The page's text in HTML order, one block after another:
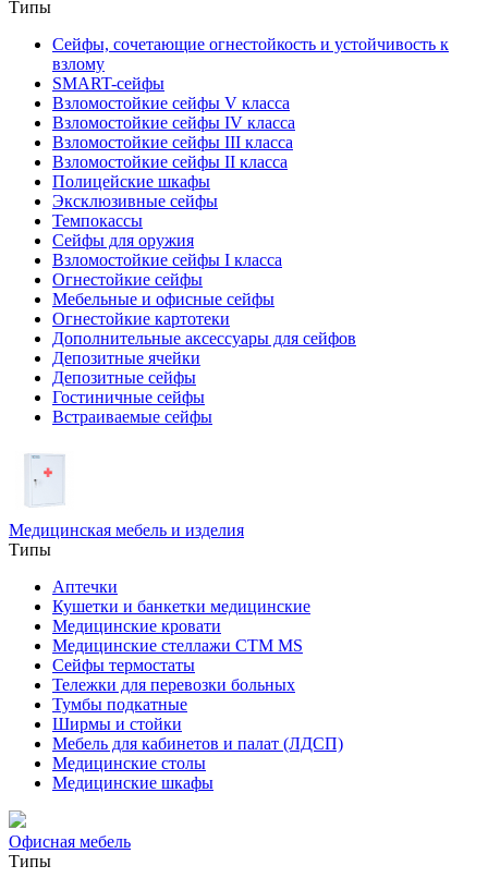
Типы
Сейфы, сочетающие огнестойкость и устойчивость к
взлому
SMART-сейфы
Взломостойкие сейфы V класса
Взломостойкие сейфы IV класса
Взломостойкие сейфы III класса
Взломостойкие сейфы II класса
Полицейские шкафы
Эксклюзивные сейфы
Темпокассы
Сейфы для оружия
Взломостойкие сейфы I класса
Огнестойкие сейфы
Мебельные и офисные сейфы
Огнестойкие картотеки
Дополнительные аксессуары для сейфов
Депозитные ячейки
Депозитные сейфы
Гостиничные сейфы
Встраиваемые сейфы
Медицинская мебель и изделия
Типы
Аптечки
Кушетки и банкетки медицинские
Медицинские кровати
Медицинские стеллажи CTM MS
Сейфы термостаты
Тележки для перевозки больных
Тумбы подкатные
Ширмы и стойки
Мебель для кабинетов и палат (ЛДСП)
Медицинские столы
Медицинские шкафы
Офисная мебель
Типы